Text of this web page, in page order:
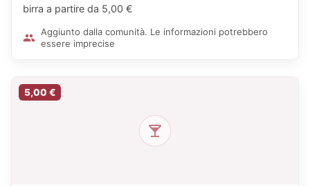
birra a partire da 5,00 €
Aggiunto dalla comunità. Le informazioni potrebbero
essere imprecise
5,00 €